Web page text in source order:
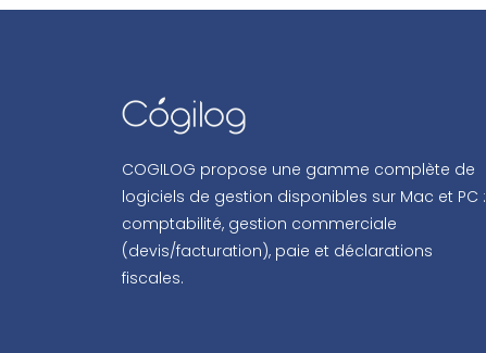
COGILOG propose une gamme complète de
logiciels de gestion disponibles sur Mac et PC :
comptabilité, gestion commerciale
(devis/facturation), paie et déclarations
fiscales.